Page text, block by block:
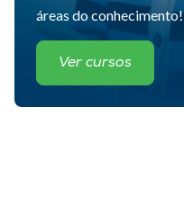
Selecione
o idioma
áreas do conhecimento!
Ver cursos